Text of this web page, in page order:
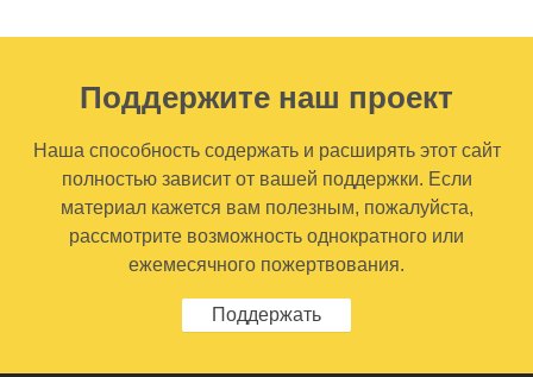
Поддержите наш проект
Наша способность содержать и расширять этот сайт
полностью зависит от вашей поддержки. Если
материал кажется вам полезным, пожалуйста,
рассмотрите возможность однократного или
ежемесячного пожертвования.
Поддержать